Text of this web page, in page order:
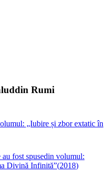
Rumi
„Iubire și zbor extatic în
fost spusedin volumul:
Divină Infinită”(2018)